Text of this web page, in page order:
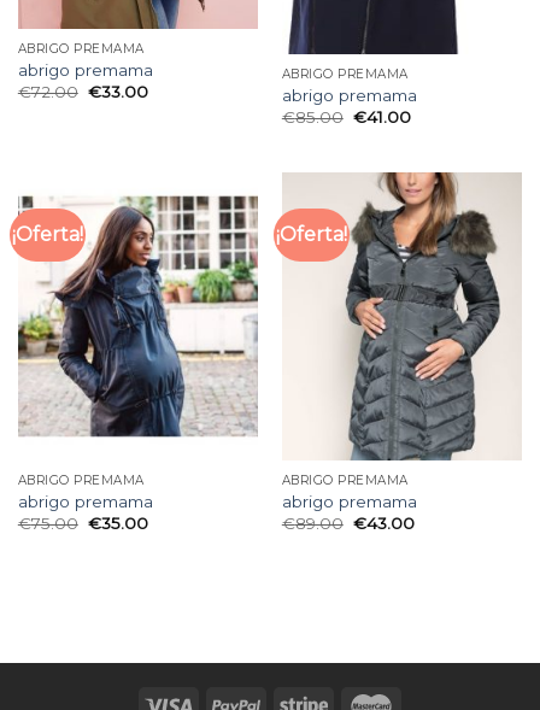
ABRIGO PREMAMA
abrigo premama
€72.00 €33.00
ABRIGO PREMAMA
abrigo premama
€85.00 €41.00
¡Oferta!
ABRIGO PREMAMA
abrigo premama
€75.00 €35.00
¡Oferta!
ABRIGO PREMAMA
abrigo premama
€89.00 €43.00